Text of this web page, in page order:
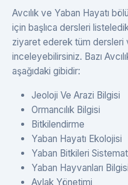
Avcılık ve Yaban Hayatı
için başlıca dersleri
ziyaret ederek tüm dersleri
inceleyebilirsiniz. Bazı
aşağıdaki gibidir:
Jeoloji Ve Arazi Bilgisi
Ormancılık Bilgisi
Bitkilendirme
Yaban Hayatı Ekolojisi
Yaban Bitkileri
Yaban Hayvanları Bilgisi
Avlak Yönetimi